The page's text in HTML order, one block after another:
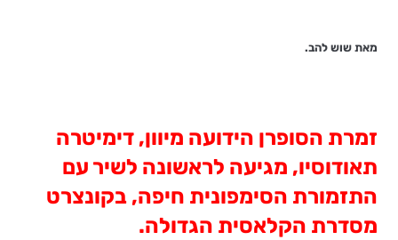
מאת שוש להב.
זמרת הסופרן הידועה מיוון, דימיטרה
תאודוסיו, מגיעה לראשונה לשיר עם
התזמורת הסימפונית חיפה, בקונצרט
מסדרת הקלאסית הגדולה.